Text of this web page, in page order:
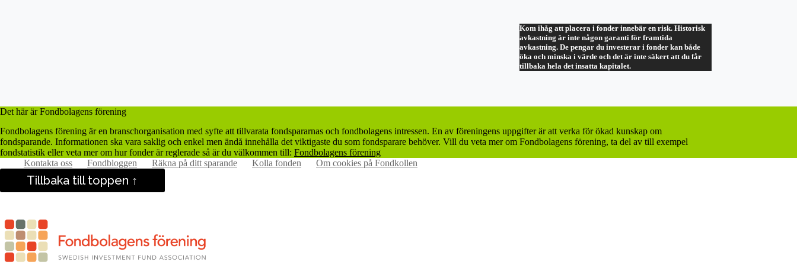
Kom ihåg att placera i fonder innebär en risk. Historisk
avkastning är inte någon garanti för framtida
avkastning. De pengar du investerar i fonder kan både
öka och minska i värde och det är inte säkert att du får
tillbaka hela det insatta kapitalet.
Det här är Fondbolagens förening
Fondbolagens förening är en branschorganisation med syfte att tillvarata fondspararnas och fondbolagens intressen. En av föreningens uppgifter är att verka för ökad kunskap om
fondsparande. Informationen ska vara saklig och enkel men ändå innehålla det viktigaste du som fondsparare behöver. Vill du veta mer om Fondbolagens förening, ta del av till exempel
fondstatistik eller veta mer om hur fonder är reglerade så är du välkommen till: Fondbolagens förening
Kontakta oss
Fondbloggen Räkna på ditt sparande Kolla fonden Om cookies på Fondkollen
Tillbaka till toppen ↑